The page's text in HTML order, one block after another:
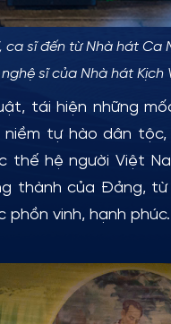
ca sĩ đến từ Nhà hát Ca
sĩ của Nhà hát Kịch
hiện những mốc
tự hào dân
thế hệ người Việt
thành của Đảng,
vinh, hạnh phúc.